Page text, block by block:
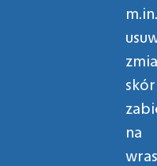
m.in.
na